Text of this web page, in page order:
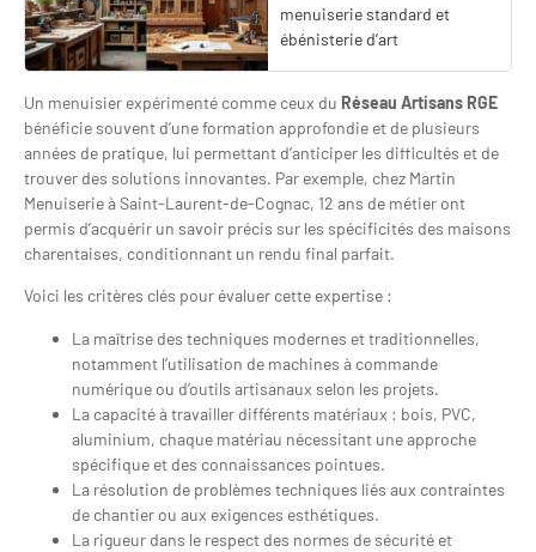
menuiserie standard et
ébénisterie d’art
Un menuisier expérimenté comme ceux du Réseau Artisans RGE
bénéficie souvent d’une formation approfondie et de plusieurs
années de pratique, lui permettant d’anticiper les difficultés et de
trouver des solutions innovantes. Par exemple, chez Martin
Menuiserie à Saint-Laurent-de-Cognac, 12 ans de métier ont
permis d’acquérir un savoir précis sur les spécificités des maisons
charentaises, conditionnant un rendu final parfait.
Voici les critères clés pour évaluer cette expertise :
La maîtrise des techniques modernes et traditionnelles,
notamment l’utilisation de machines à commande
numérique ou d’outils artisanaux selon les projets.
La capacité à travailler différents matériaux : bois, PVC,
aluminium, chaque matériau nécessitant une approche
spécifique et des connaissances pointues.
La résolution de problèmes techniques liés aux contraintes
de chantier ou aux exigences esthétiques.
La rigueur dans le respect des normes de sécurité et